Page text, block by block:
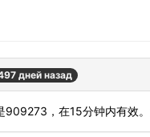
дней назад
909273，在15分钟内有效